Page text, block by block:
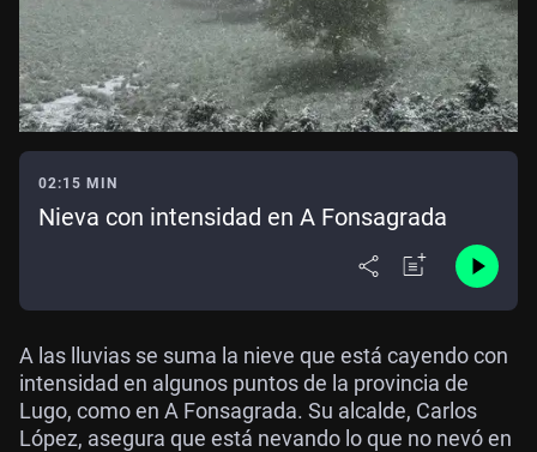
02:15 MIN
Nieva con intensidad en A Fonsagrada
A las lluvias se suma la nieve que está cayendo con
intensidad en algunos puntos de la provincia de
Lugo, como en A Fonsagrada. Su alcalde, Carlos
López, asegura que está nevando lo que no nevó en